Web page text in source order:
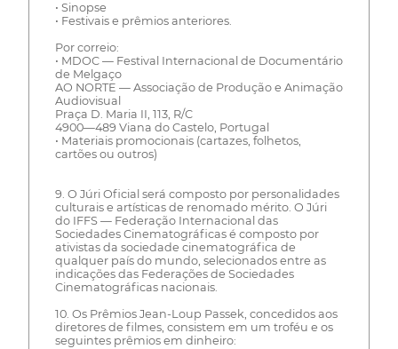
• Sinopse
• Festivais e prêmios anteriores.
Por correio:
• MDOC — Festival Internacional de Documentário
de Melgaço
AO NORTE — Associação de Produção e Animação
Audiovisual
Praça D. Maria II, 113, R/C
4900—489 Viana do Castelo, Portugal
• Materiais promocionais (cartazes, folhetos,
cartões ou outros)
9. O Júri Oficial será composto por personalidades
culturais e artísticas de renomado mérito. O Júri
do IFFS — Federação Internacional das
Sociedades Cinematográficas é composto por
ativistas da sociedade cinematográfica de
qualquer país do mundo, selecionados entre as
indicações das Federações de Sociedades
Cinematográficas nacionais.
10. Os Prêmios Jean-Loup Passek, concedidos aos
diretores de filmes, consistem em um troféu e os
seguintes prêmios em dinheiro: